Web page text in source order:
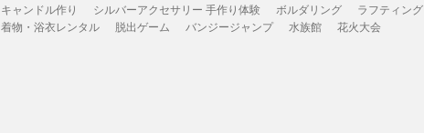
キャンドル作り
シルバーアクセサリー 手作り体験 ボルダリング
ラフティング
着物・浴衣レンタル
脱出ゲーム バンジージャンプ 水族館 花火大会